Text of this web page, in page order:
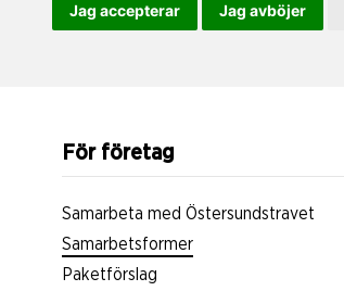
Jag accepterar Jag avböjer
För företag
Samarbeta med Östersundstravet
Samarbetsformer
Paketförslag